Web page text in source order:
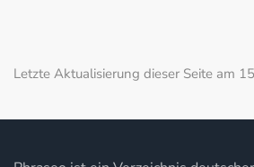
Letzte Aktualisierung dieser Seite am